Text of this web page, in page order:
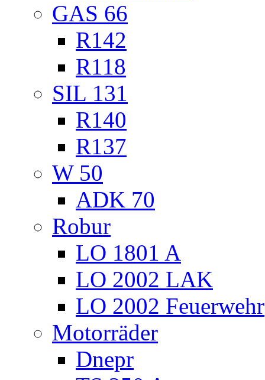
GAS 66
R142
R118
SIL 131
R140
R137
W 50
ADK 70
Robur
LO 1801 A
LO 2002 LAK
LO 2002 Feuerwehr
Motorräder
Dnepr